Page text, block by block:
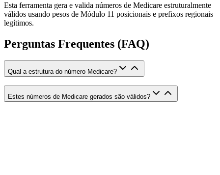
Esta ferramenta gera e valida números de Medicare estruturalmente
válidos usando pesos de Módulo 11 posicionais e prefixos regionais
legítimos.
Perguntas Frequentes (FAQ)
Qual a estrutura do número Medicare?
Estes números de Medicare gerados são válidos?